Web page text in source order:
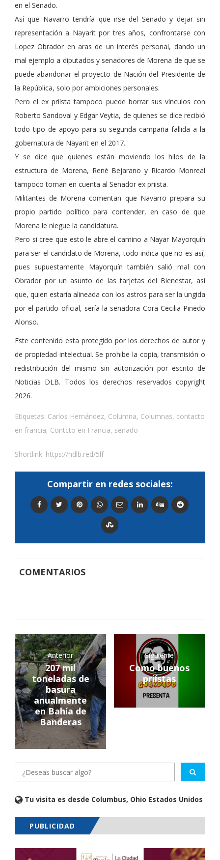
en el Senado.
Así que Navarro tendría que irse del Senado y dejar sin
representación a Nayarit por tres años, confrontarse con
Lopez Obrador en aras de un interés personal, dando un
mal ejemplo a diputados y senadores de Morena de que se
puede abandonar el proyecto de Nación del Presidente de
la República, solo por ambiciones personales.
Pero el ex priísta tampoco puede borrar sus vínculos con
Roberto Sandoval y Edgar Veytia, de quienes se dice recibió
todo tipo de apoyo para su segunda campaña fallida a la
gobernatura de Nayarit en el 2017.
Y se dice que quienes están moviendo los hilos de la
estructura de Morena, René Bejarano y Ricardo Monreal
tampoco toman en cuenta al Senador ex priista.
Militantes de Morena comentan que Navarro prepara su
propio partido político para contender, en caso de que
Morena le niegue la candidatura.
Pero si cree que esto le abre el camino a Nayar Mayorquín
para ser el candidato de Morena, todo indica que no es así,
pues supuestamente Mayorquín también salió mal con
Obrador por un asunto de las tarjetas del Bienestar, así
que, quien estaría alineada con los astros para ser la ungida
por el partido oficial, sería la senadora Cora Cecilia Pinedo
Alonso.
Este contenido esta protegido por los derechos de autor y
de propiedad intelectual. Se prohibe la copia, transmisión o
redistribución del mismo sin autorización por escrito de
Noticias DLB. Todos los derechos reservados copyright
2026.
Etiquetas: Carlos Hernández, Columna, Columnas, contacto
en francia, Contcto en Francia, senado
Shortlink: https://ndlb.red/5lf
Compartir en redes sociales:
COMENTARIOS
Anterior
207 mil
toneladas de
basura
anualmente
en Bahía de
Banderas
Siguiente
Como buenos
priístas
Tu visita es desde Columbus, Ohio Estados Unidos
PUBLICIDAD